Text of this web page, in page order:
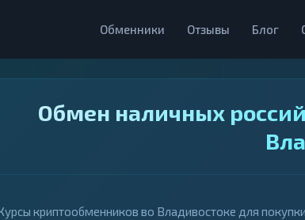
Обменники Отзывы Блог
Обмен наличных
криптообменников во Владивостоке для